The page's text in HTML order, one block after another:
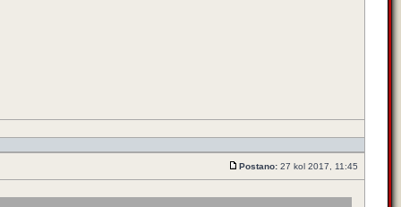
Postano: 27 kol 2017, 11:45